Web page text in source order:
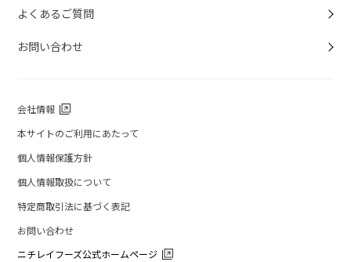
よくあるご質問
お問い合わせ
会社情報
本サイトのご利用にあたって
個人情報保護方針
個人情報取扱について
特定商取引法に基づく表記
お問い合わせ
ニチレイフーズ公式ホームページ